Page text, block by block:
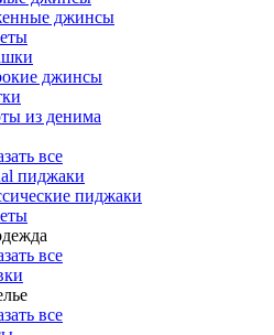
джинсы
джинсы
из денима
все
пиджаки
пиджаки
все
все